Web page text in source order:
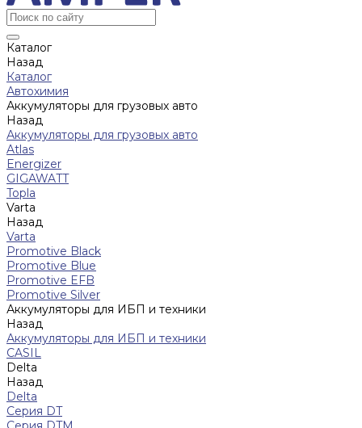
Каталог
Назад
Каталог
Автохимия
Аккумуляторы для грузовых авто
Назад
Аккумуляторы для грузовых авто
Atlas
Energizer
GIGAWATT
Topla
Varta
Назад
Varta
Promotive Black
Promotive Blue
Promotive EFB
Promotive Silver
Аккумуляторы для ИБП и техники
Назад
Аккумуляторы для ИБП и техники
CASIL
Delta
Назад
Delta
Серия DT